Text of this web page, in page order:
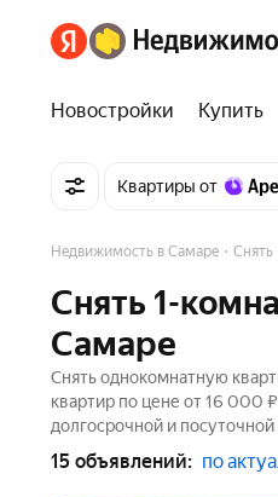
Новостройки Купить
Квартиры от
Недвижимость в Самаре Снять
Снять 1-
Самаре
Снять однокомнатную
квартир по цене от 16 000
долгосрочной и
15 объявлений: по